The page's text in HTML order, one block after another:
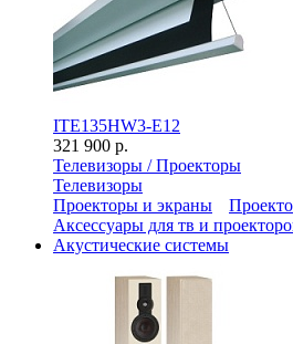
ITE135HW3-E12
321 900 р.
Телевизоры / Проекторы
Телевизоры
Проекторы и экраны
Аксессуары для тв и
Акустические системы